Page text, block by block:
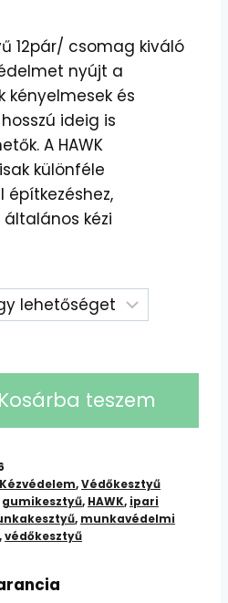
12pár/ csomag kiváló
nyújt a
kényelmesek és
ideig is
A HAWK
különféle
építkezéshez,
általános kézi
Kosárba teszem
Kézvédelem,Védőkesztyű
gumikesztyű, HAWK, ipari
, munkavédelmi
,védőkesztyű